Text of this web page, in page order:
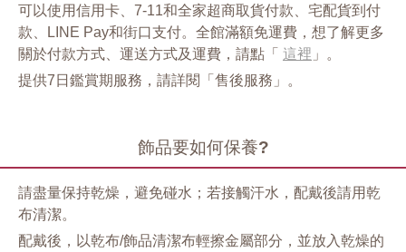
可以使用信用卡、7-11和全家超商取貨付款、宅配貨到付
款、LINE Pay和街口支付。全館滿額免運費，想了解更多
關於付款方式、運送方式及運費，請點「 這裡 」。
提供7日鑑賞期服務，請詳閱「售後服務」。
飾品要如何保養?
請盡量保持乾燥，避免碰水；若接觸汗水，配戴後請用乾
布清潔。
配戴後，以乾布/飾品清潔布輕擦金屬部分，並放入乾燥的